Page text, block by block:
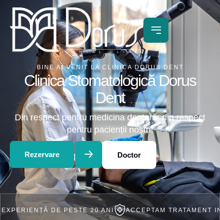
BINE AI VENIT LA CLINICA DORUS DENT
Clinica Stomatologică Dorus
Dent
Din respect pentru medicina dentară, din respect
pentru pacienții noștri!
Rezervare Doctor
DE PESTE 20 ANI ACCEPTAM TRATAMENT IN RATE